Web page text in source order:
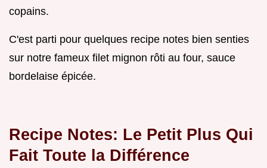
copains.
C'est parti pour quelques recipe notes bien senties
sur notre fameux filet mignon rôti au four, sauce
bordelaise épicée.
Recipe Notes: Le Petit Plus Qui
Fait Toute la Différence